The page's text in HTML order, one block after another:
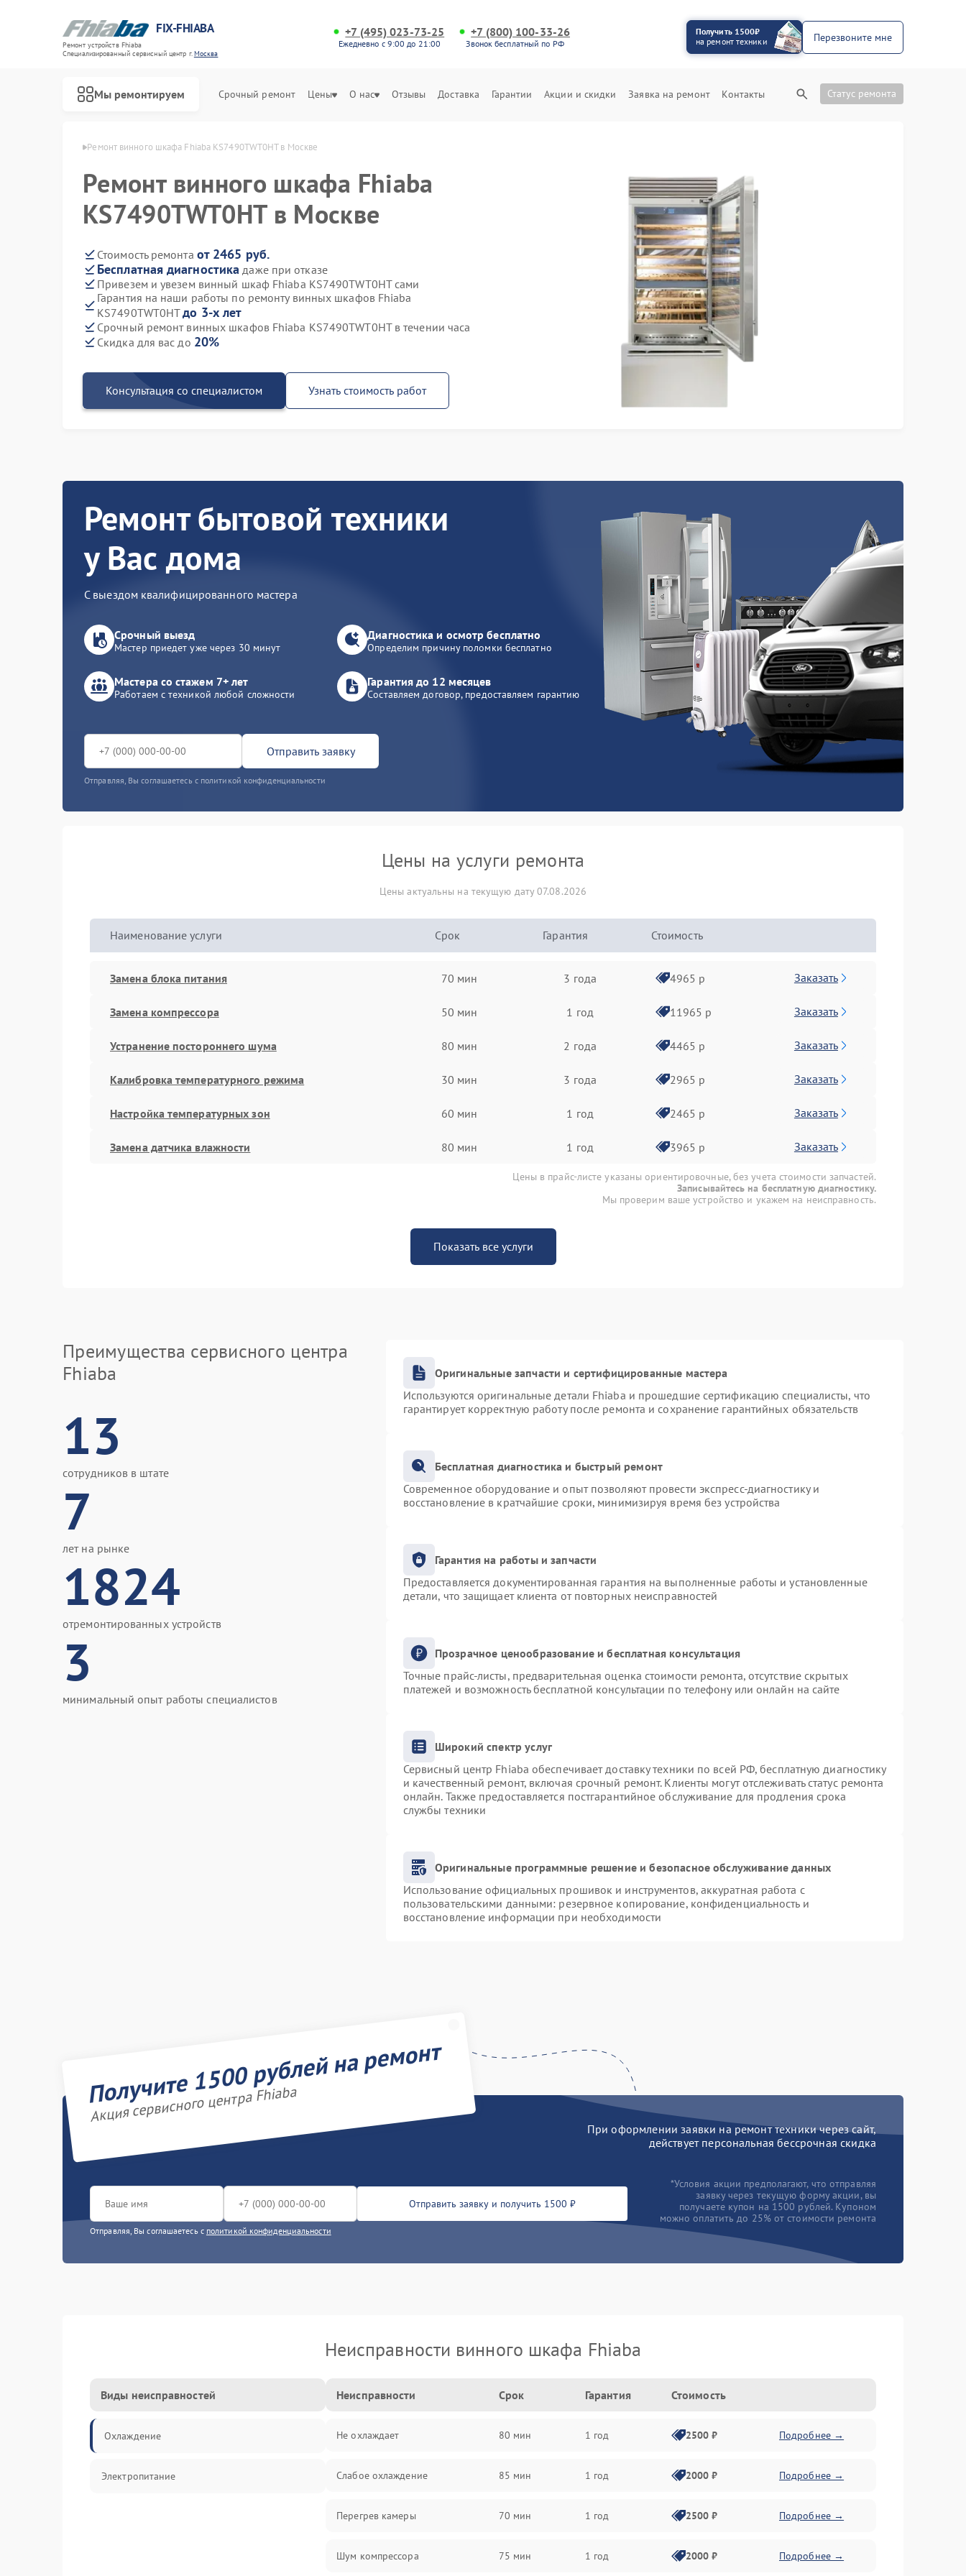
FIX-FHIABA
Ремонт устройств Fhiaba
Специализированный cервисный центр г.Москва
+7 (495) 023-73-25
Ежедневно с 9:00 до 21:00
+7 (800) 100-33-26
Звонок бесплатный по РФ
Получить 1500₽
на ремонт техники
Перезвоните мне
Мы ремонтируем Срочный ремонт Цены О нас Отзывы Доставка Гарантии Акции и скидки Заявка на ремонт Контакты Статус ремонта
Fhiaba в Москве Ремонт винного шкафа Fhiaba KS7490TWT0HT в Москве
Ремонт винного шкафа Fhiaba
KS7490TWT0HT в Москве
Стоимость ремонта от 2465 руб.
Бесплатная диагностика даже при отказе
Привезем и увезем винный шкаф Fhiaba KS7490TWT0HT сами
Гарантия на наши работы по ремонту винных шкафов Fhiaba
KS7490TWT0HTдо 3-х лет
Срочный ремонт винных шкафов Fhiaba KS7490TWT0HT в течении часа
Скидка для вас до 20%
Консультация со специалистом Узнать стоимость работ
Ремонт бытовой техники
у Вас дома
С выездом квалифицированного мастера
Срочный выезд
Мастер приедет уже через 30 минут
Диагностика и осмотр бесплатно
Определим причину поломки бесплатно
Мастера со стажем 7+ лет
Работаем с техникой любой сложности
Гарантия до 12 месяцев
Составляем договор, предоставляем гарантию
Отправить заявку
Отправляя, Вы соглашаетесь с политикой конфиденциальности
Цены на услуги ремонта
Цены актуальны на текущую дату 07.08.2026
Наименование услуги Срок Гарантия Стоимость
Замена блока питания 70 мин 3 года 4965 р Заказать
Замена компрессора 50 мин 1 год 11965 р Заказать
Устранение постороннего шума 80 мин 2 года 4465 р Заказать
Калибровка температурного режима 30 мин 3 года 2965 р Заказать
Настройка температурных зон 60 мин 1 год 2465 р Заказать
Замена датчика влажности 80 мин 1 год 3965 р Заказать
Цены в прайс-листе указаны ориентировочные, без учета стоимости запчастей.
Записывайтесь на бесплатную диагностику.
Мы проверим ваше устройство и укажем на неисправность.
Показать все услуги
Преимущества сервисного центра
Fhiaba
13
сотрудников в штате
7
лет на рынке
1824
отремонтированных устройств
3
минимальный опыт работы специалистов
Оригинальные запчасти и сертифицированные мастера
Используются оригинальные детали Fhiaba и прошедшие сертификацию специалисты, что
гарантирует корректную работу после ремонта и сохранение гарантийных обязательств
Бесплатная диагностика и быстрый ремонт
Современное оборудование и опыт позволяют провести экспресс-диагностику и
восстановление в кратчайшие сроки, минимизируя время без устройства
Гарантия на работы и запчасти
Предоставляется документированная гарантия на выполненные работы и установленные
детали, что защищает клиента от повторных неисправностей
Прозрачное ценообразование и бесплатная консультация
Точные прайс-листы, предварительная оценка стоимости ремонта, отсутствие скрытых
платежей и возможность бесплатной консультации по телефону или онлайн на сайте
Широкий спектр услуг
Сервисный центр Fhiaba обеспечивает доставку техники по всей РФ, бесплатную диагностику
и качественный ремонт, включая срочный ремонт. Клиенты могут отслеживать статус ремонта
онлайн. Также предоставляется постгарантийное обслуживание для продления срока
службы техники
Оригинальные программные решение и безопасное обслуживание данных
Использование официальных прошивок и инструментов, аккуратная работа с
пользовательскими данными: резервное копирование, конфиденциальность и
восстановление информации при необходимости
Получите 1500 рублей на ремонт
Акция сервисного центра Fhiaba
При оформлении заявки на ремонт техники через сайт,
действует персональная бессрочная скидка
Отправить заявку и получить 1500 ₽
Отправляя, Вы соглашаетесь с политикой конфиденциальности
*Условия акции предполагают, что отправляя
заявку через текущую форму акции, вы
получаете купон на 1500 рублей. Купоном
можно оплатить до 25% от стоимости ремонта
Неисправности винного шкафа Fhiaba
Виды неисправностей
Охлаждение
Электропитание
Неисправности Срок Гарантия Стоимость
Не охлаждает 80 мин 1 год 2500 ₽ Подробнее →
Слабое охлаждение 85 мин 1 год 2000 ₽ Подробнее →
Перегрев камеры 70 мин 1 год 2500 ₽ Подробнее →
Шум компрессора 75 мин 1 год 2000 ₽ Подробнее →